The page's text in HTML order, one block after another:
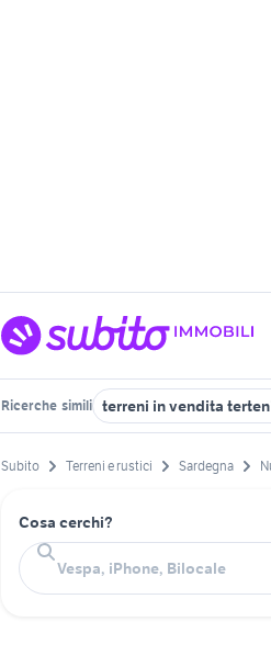
Ricerche simili terreni in vendita
Subito Terreni e rustici Sardegna
Cosa cerchi?